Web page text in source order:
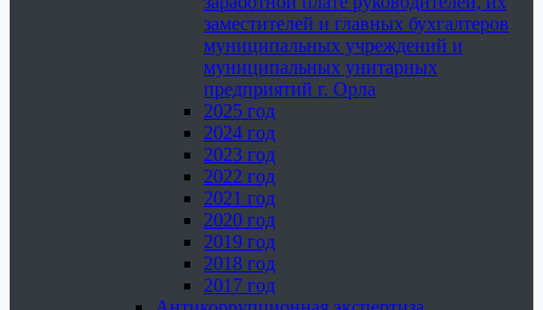
заместителей и главных бухгалтеров
муниципальных учреждений и
муниципальных унитарных
предприятий г. Орла
2025 год
2024 год
2023 год
2022 год
2021 год
2020 год
2019 год
2018 год
2017 год